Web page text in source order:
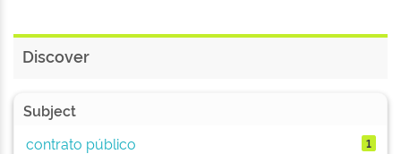
Discover
Subject
contrato público
1